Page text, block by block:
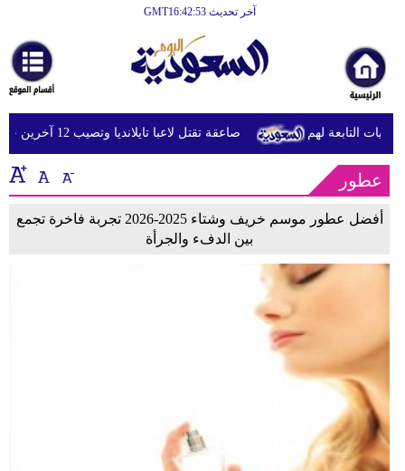
آخر تحديث GMT16:42:53
أخبارعاجلة
رياضة
ثقافة
إقتصاد
فن
صاعقة تقتل لاعبا تايلانديا وتصيب 12 آخرين خلال مباراة التابعة لهم
عطور
أفضل عطور موسم خريف وشتاء 2025-2026 تجربة فاخرة تجمع
بين الدفء والجرأة